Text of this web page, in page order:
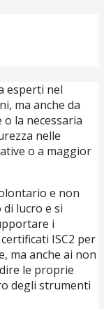
esperti nel
ma anche da
la necessaria
nelle
o a maggior
e non
di lucro e si
i
ISC2 per
ma anche ai non
le proprie
degli strumenti